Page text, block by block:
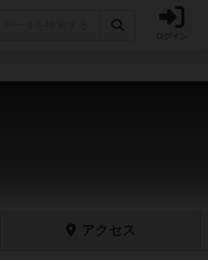
ログイン
アクセス